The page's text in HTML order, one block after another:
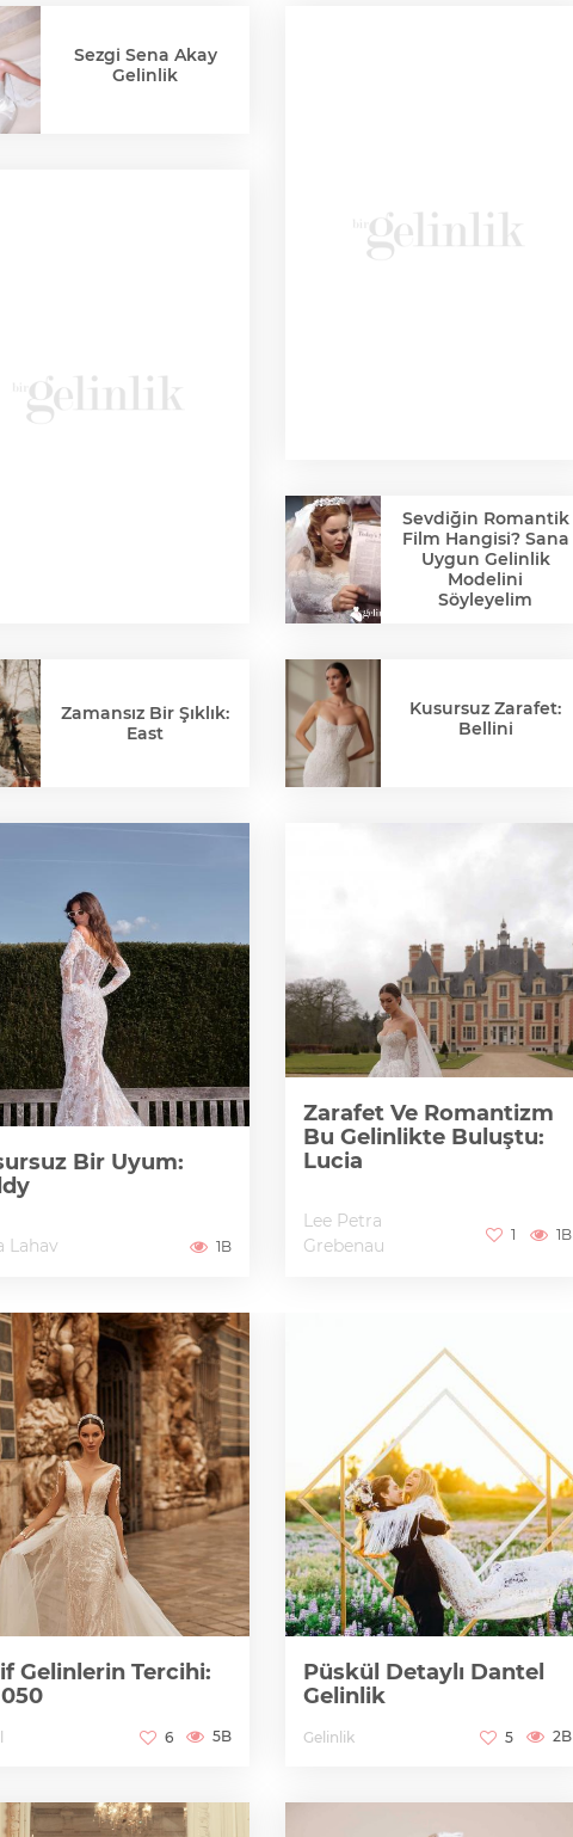
Sezgi Sena Akay
Gelinlik
Zamansız Bir Şıklık:
East
Bir Uyum:
Lahav 1B
Sevdiğin Romantik
Film Hangisi? Sana
Uygun Gelinlik
Modelini
Söyleyelim
Kusursuz Zarafet:
Bellini
Zarafet Ve Romantizm
Bu Gelinlikte Buluştu:
Lucia
Lee Petra
Grebenau
1 1B
Gelinlerin Tercihi:
6 5B
Püskül Detaylı Dantel
Gelinlik
Gelinlik 5 2B